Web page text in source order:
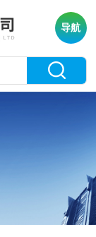
导航